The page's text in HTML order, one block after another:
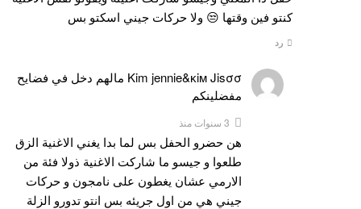
كنتو فين وقتها 😒 ولا حركات جيني اسكتو بس
رد
Kim jennie&ĸiм Jisσσ مالهم دخل في فضايح
مفضلينكم
3 سنوات منذ
هن حضرو الحفل بس لما بدا يغني الاغنية الزق
طلعوا و جيسو ما شاركت الاغنية ذولا فئة من
الارمي عشان يغطون على نامجون و حركات
جيني هي من اول جريئه بس انتو تدورو الزلة